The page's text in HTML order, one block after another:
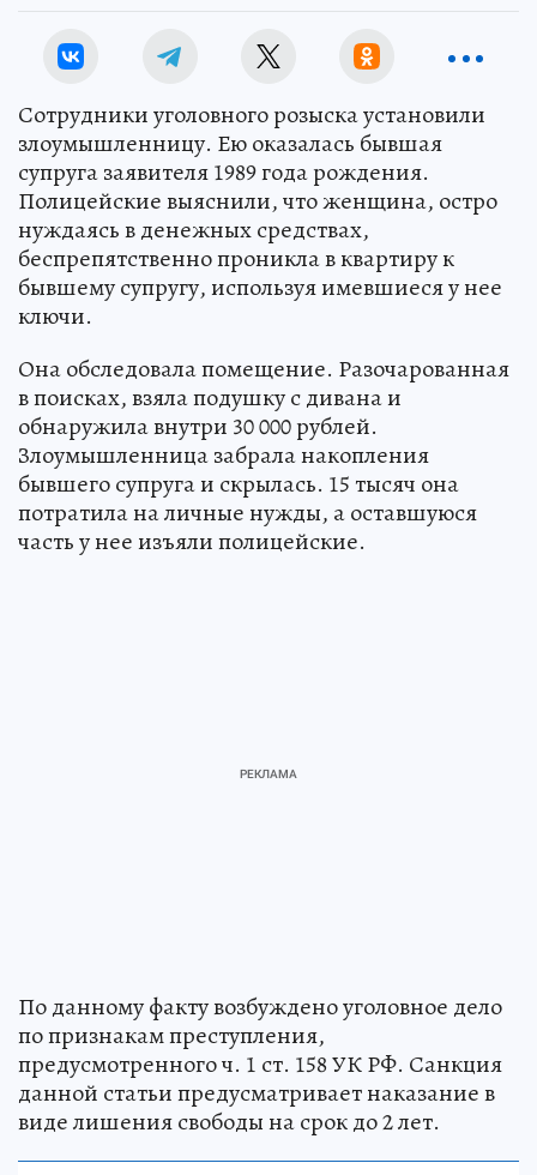
Сотрудники уголовного розыска установили
злоумышленницу. Ею оказалась бывшая
супруга заявителя 1989 года рождения.
Полицейские выяснили, что женщина, остро
нуждаясь в денежных средствах,
беспрепятственно проникла в квартиру к
бывшему супругу, используя имевшиеся у нее
ключи.
Она обследовала помещение. Разочарованная
в поисках, взяла подушку с дивана и
обнаружила внутри 30 000 рублей.
Злоумышленница забрала накопления
бывшего супруга и скрылась. 15 тысяч она
потратила на личные нужды, а оставшуюся
часть у нее изъяли полицейские.
По данному факту возбуждено уголовное дело
по признакам преступления,
предусмотренного ч. 1 ст. 158 УК РФ. Санкция
данной статьи предусматривает наказание в
виде лишения свободы на срок до 2 лет.